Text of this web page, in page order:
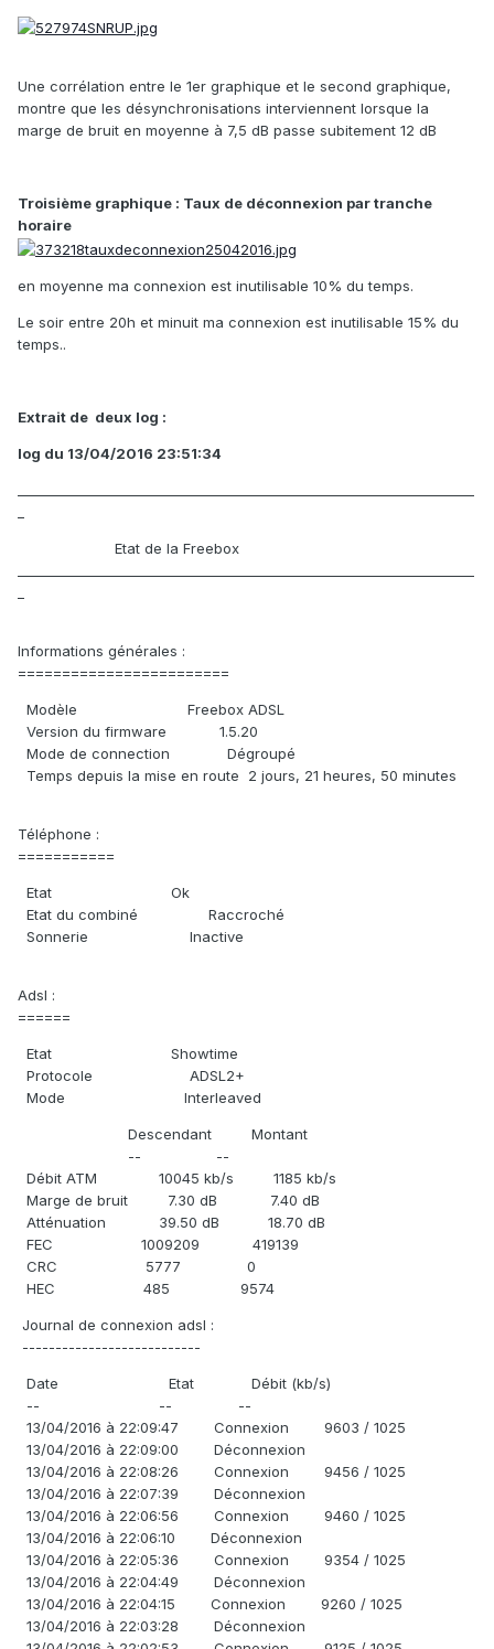
Une corrélation entre le 1er graphique et le second graphique,
montre que les désynchronisations interviennent lorsque la
marge de bruit en moyenne à 7,5 dB passe subitement 12 dB
Troisième graphique : Taux de déconnexion par tranche
horaire
en moyenne ma connexion est inutilisable 10% du temps.
Le soir entre 20h et minuit ma connexion est inutilisable 15% du
temps..
Extrait de deux log :
log du 13/04/2016 23:51:34
Etat de la Freebox
Informations générales :
========================
Modèle Freebox ADSL
Version du firmware 1.5.20
Mode de connection Dégroupé
Temps depuis la mise en route 2 jours, 21 heures, 50 minutes
Téléphone :
===========
Etat Ok
Etat du combiné Raccroché
Sonnerie Inactive
Adsl :
======
Etat Showtime
Protocole ADSL2+
Mode Interleaved
Descendant Montant
-- --
Débit ATM 10045 kb/s 1185 kb/s
Marge de bruit 7.30 dB 7.40 dB
Atténuation 39.50 dB 18.70 dB
FEC 1009209 419139
CRC 5777 0
HEC 485 9574
Journal de connexion adsl :
---------------------------
Date Etat Débit (kb/s)
-- -- --
13/04/2016 à 22:09:47 Connexion 9603 / 1025
13/04/2016 à 22:09:00 Déconnexion
13/04/2016 à 22:08:26 Connexion 9456 / 1025
13/04/2016 à 22:07:39 Déconnexion
13/04/2016 à 22:06:56 Connexion 9460 / 1025
13/04/2016 à 22:06:10 Déconnexion
13/04/2016 à 22:05:36 Connexion 9354 / 1025
13/04/2016 à 22:04:49 Déconnexion
13/04/2016 à 22:04:15 Connexion 9260 / 1025
13/04/2016 à 22:03:28 Déconnexion